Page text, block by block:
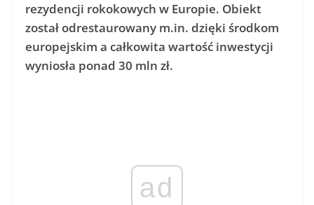
rezydencji rokokowych w Europie. Obiekt
został odrestaurowany m.in. dzięki środkom
europejskim a całkowita wartość inwestycji
wyniosła ponad 30 mln zł.
ad